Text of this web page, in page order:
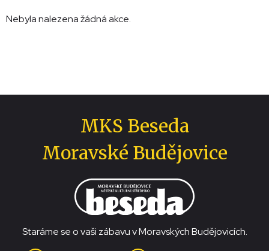
Nebyla nalezena žádná akce.
MKS Beseda
Moravské Budějovice
Staráme se o vaši zábavu v Moravských Budějovicích.